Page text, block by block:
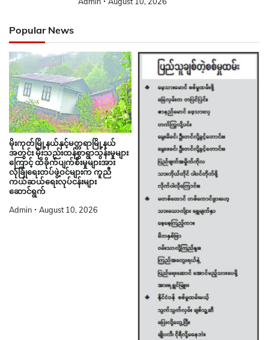
Popular News
မိုးကုတ်မြို့နယ်နှင့်မတ္တရာမြို့နယ်
အတွင်း မိုးသည်းထန်စွာရွာသွန်းမှုများ
ကြောင့် ထိခိုက်ပျက်စီးမှုများအား
လုံခြုံရေးတပ်ဖွဲ့ဝင်များက ကူညီ
ကယ်ဆယ်ရေးလုပ်ငန်းများ
ဆောင်ရွက်
Admin August 10, 2026